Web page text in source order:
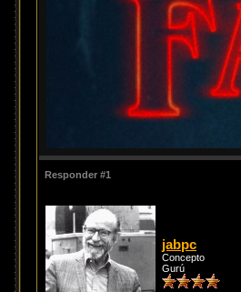
Responder #1
jabpc
Concepto
Gurú